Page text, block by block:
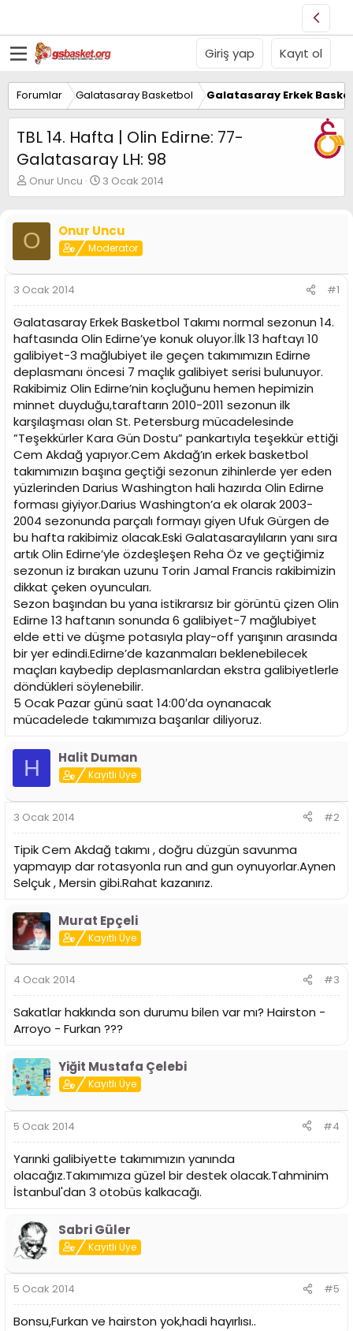
Giriş yap Kayıt ol
Forumlar Galatasaray Basketbol Galatasaray Erkek
TBL 14. Hafta | Olin Edirne: 77-
Galatasaray LH: 98
K
o
u
y
u
B
a
ş
l
a
t
a
n
Onur Uncu
B
a
a
n
ı
t
a
i
h
i
3 Ocak 2014
O Onur Uncu
Moderator
3 Ocak 2014 #1
Galatasaray Erkek Basketbol Takımı normal sezonun 14.
haftasında Olin Edirne’ye konuk oluyor.İlk 13 haftayı 10
galibiyet-3 mağlubiyet ile geçen takımımızın Edirne
deplasmanı öncesi 7 maçlık galibiyet serisi bulunuyor.
Rakibimiz Olin Edirne’nin koçluğunu hemen hepimizin
minnet duyduğu,taraftarın 2010-2011 sezonun ilk
karşılaşması olan St. Petersburg mücadelesinde
”Teşekkürler Kara Gün Dostu” pankartıyla teşekkür ettiği
Cem Akdağ yapıyor.Cem Akdağ’ın erkek basketbol
takımımızın başına geçtiği sezonun zihinlerde yer eden
yüzlerinden Darius Washington hali hazırda Olin Edirne
forması giyiyor.Darius Washington’a ek olarak 2003-
2004 sezonunda parçalı formayı giyen Ufuk Gürgen de
bu hafta rakibimiz olacak.Eski Galatasaraylıların yanı sıra
artık Olin Edirne’yle özdeşleşen Reha Öz ve geçtiğimiz
sezonun iz bırakan uzunu Torin Jamal Francis rakibimizin
dikkat çeken oyuncuları.
Sezon başından bu yana istikrarsız bir görüntü çizen Olin
Edirne 13 haftanın sonunda 6 galibiyet-7 mağlubiyet
elde etti ve düşme potasıyla play-off yarışının arasında
bir yer edindi.Edirne’de kazanmaları beklenebilecek
maçları kaybedip deplasmanlardan ekstra galibiyetlerle
döndükleri söylenebilir.
5 Ocak Pazar günü saat 14:00′da oynanacak
mücadelede takımımıza başarılar diliyoruz.
H Halit Duman
Kayıtlı Üye
3 Ocak 2014 #2
Tipik Cem Akdağ takımı , doğru düzgün savunma
yapmayıp dar rotasyonla run and gun oynuyorlar.Aynen
Selçuk , Mersin gibi.Rahat kazanırız.
Murat Epçeli
Kayıtlı Üye
4 Ocak 2014 #3
Sakatlar hakkında son durumu bilen var mı? Hairston -
Arroyo - Furkan ???
Yiğit Mustafa Çelebi
Kayıtlı Üye
5 Ocak 2014 #4
Yarınki galibiyette takımımızın yanında
olacağız.Takımımıza güzel bir destek olacak.Tahminim
İstanbul'dan 3 otobüs kalkacağı.
Sabri Güler
Kayıtlı Üye
5 Ocak 2014 #5
Bonsu,Furkan ve hairston yok,hadi hayırlısı..